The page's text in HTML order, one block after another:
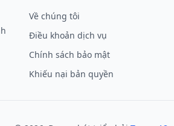
Về chúng tôi
Điều khoản dịch vụ
Chính sách bảo mật
Khiếu nại bản quyền